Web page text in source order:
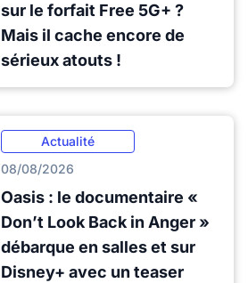
sur le forfait Free 5G+ ?
Mais il cache encore de
sérieux atouts !
Actualité
08/08/2026
Oasis : le documentaire «
Don’t Look Back in Anger »
débarque en salles et sur
Disney+ avec un teaser